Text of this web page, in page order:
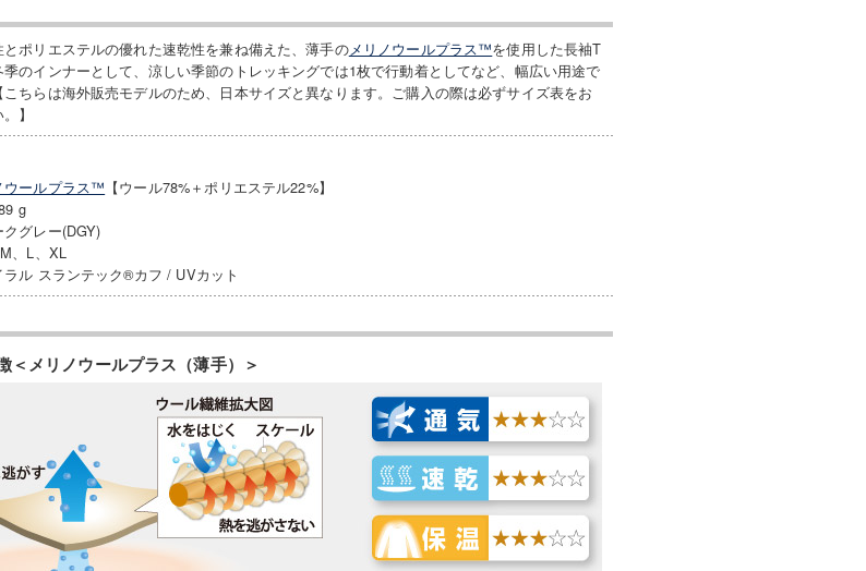
ポリエステルの優れた速乾性を兼ね備えた、薄手のメリノウールプラス™を使用した長袖T
のインナーとして、涼しい季節のトレッキングでは1枚で行動着としてなど、幅広い用途で
ちらは海外販売モデルのため、日本サイズと異なります。ご購入の際は必ずサイズ表をお
】
ウールプラス™ 【ウール78%＋ポリエステル22%】
g
クグレー(DGY)
、L、XL
ラル スランテック®カフ / UVカット
＜メリノウールプラス（薄手）＞